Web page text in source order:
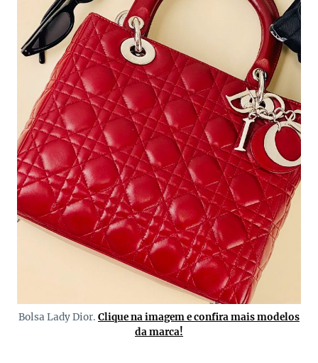
Bolsa Lady Dior. Clique na imagem e confira mais modelos
da marca!